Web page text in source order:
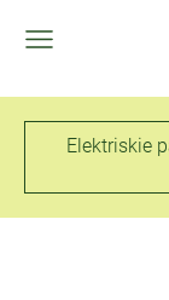
Elektriskie